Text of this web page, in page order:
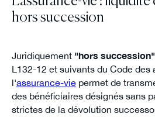
hors succession
Juridiquement "hors succession"
L132-12 et suivants du Code des
l'assurance-viepermet de
des bénéficiaires désignés sans
strictes de la dévolution